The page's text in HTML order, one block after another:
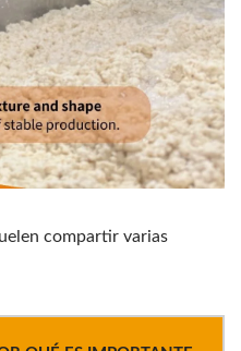
compartir varias